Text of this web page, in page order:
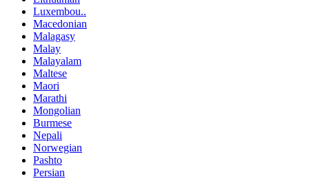
Luxembou..
Macedonian
Malagasy
Malay
Malayalam
Maltese
Maori
Marathi
Mongolian
Burmese
Nepali
Norwegian
Pashto
Persian